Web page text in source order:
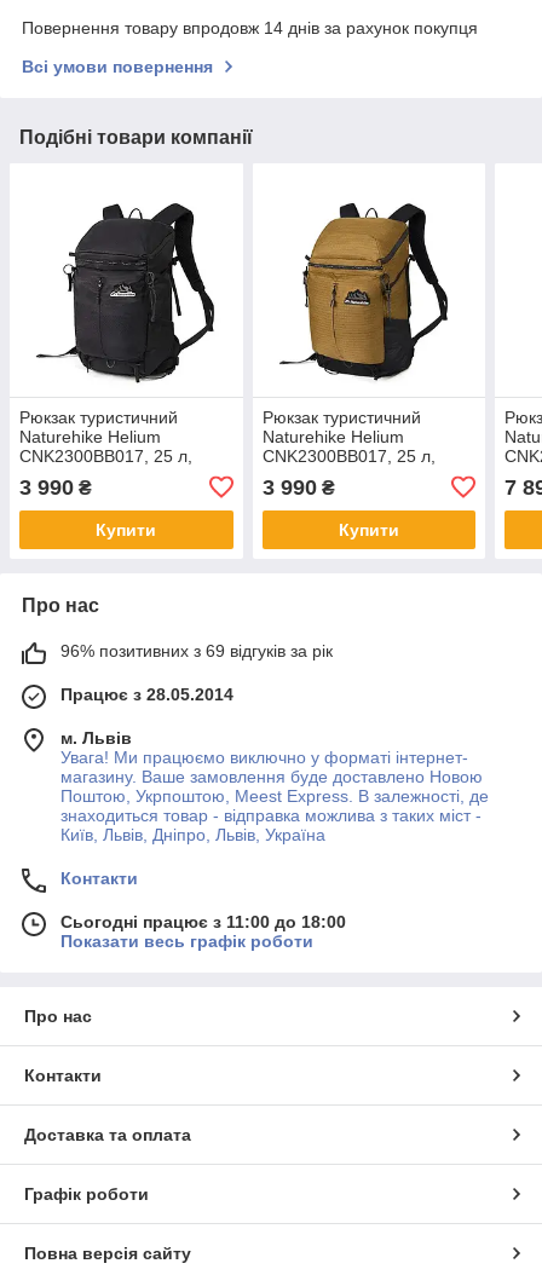
Повернення товару впродовж 14 днів за рахунок покупця
Всі умови повернення
Подібні товари компанії
Рюкзак туристичний
Naturehike Helium
CNK2300BB017, 25 л,
3 990 ₴
Купити
Рюкзак туристичний
Naturehike Helium
CNK2300BB017, 25 л,
3 990₴
Купити
7
Про нас
96% позитивних з 69 відгуків за рік
Працює з 28.05.2014
м. Львів
Увага! Ми працюємо виключно у форматі інтернет-
магазину. Ваше замовлення буде доставлено Новою
Поштою, Укрпоштою, Meest Express. В залежності, де
знаходиться товар - відправка можлива з таких міст -
Київ, Львів, Дніпро, Львів, Україна
Контакти
Сьогодні працює з 11:00 до 18:00
Показати весь графік роботи
Про нас
Контакти
Доставка та оплата
Графік роботи
Повна версія сайту